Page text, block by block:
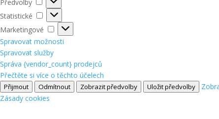
Předvolby
Statistické
Statistické
Marketingové
Marketingové
Spravovat možnosti
Spravovat služby
Správa {vendor_count} prodejců
Přečtěte si více o těchto účelech
Přijmout Odmítnout Zobrazit předvolby Uložit předvolby
Zásady cookies